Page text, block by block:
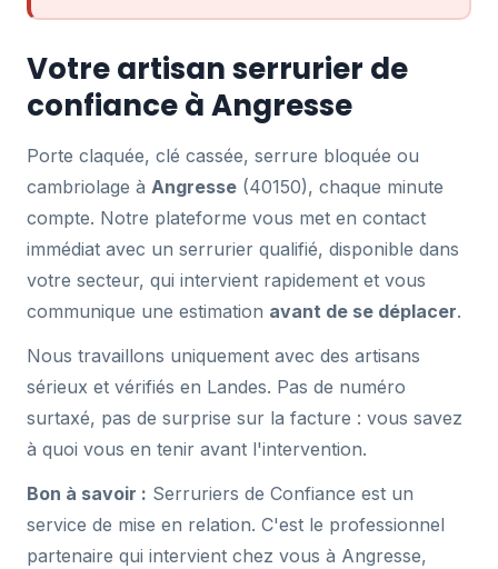
Votre artisan serrurier de
confiance à Angresse
Porte claquée, clé cassée, serrure bloquée ou
cambriolage à Angresse (40150), chaque minute
compte. Notre plateforme vous met en contact
immédiat avec un serrurier qualifié, disponible dans
votre secteur, qui intervient rapidement et vous
communique une estimation avant de se déplacer.
Nous travaillons uniquement avec des artisans
sérieux et vérifiés en Landes. Pas de numéro
surtaxé, pas de surprise sur la facture : vous savez
à quoi vous en tenir avant l'intervention.
Bon à savoir : Serruriers de Confiance est un
service de mise en relation. C'est le professionnel
partenaire qui intervient chez vous à Angresse,